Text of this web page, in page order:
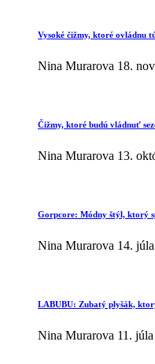
Vysoké čižmy, ktoré ovládnu
Nina Murarova 18.
Čižmy, ktoré budú vládnuť
Nina Murarova 13.
Gorpcore: Módny štýl, ktorý
Nina Murarova 14.
LABUBU: Zubatý plyšák,
Nina Murarova 11.